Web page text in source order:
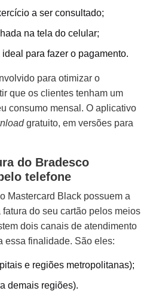
a ser consultado;
na tela do celular;
para fazer o pagamento.
para otimizar o
que os clientes tenham um
consumo mensal. O aplicativo
gratuito, em versões para
do Bradesco
telefone
Mastercard Black possuem a
do seu cartão pelos meios
dois canais de atendimento
essa finalidade. São eles:
e regiões metropolitanas);
demais regiões).